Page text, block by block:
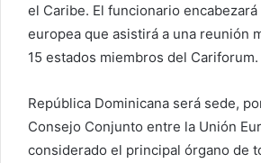
e
c
t
el Caribe. El funcionario
europea que asistirá a una reunión
15 estados miembros del Cariforum.
República Dominicana será sede,
Consejo Conjunto entre la Unión
considerado el principal órgano de